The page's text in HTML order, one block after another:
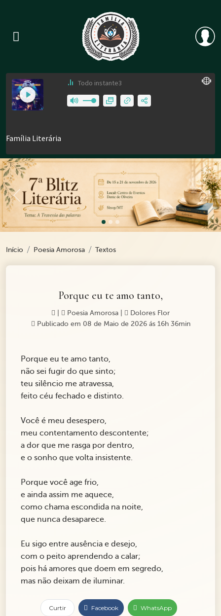
Previous
Início Poesia Amorosa Textos
Porque eu te amo tanto,
Poesia Amorosa
Dolores Flor
Publicado em 08 de Maio de 2026 ás 16h 36min
Porque eu te amo tanto,
não sei fugir do que sinto;
teu silêncio me atravessa,
feito céu fechado e distinto.
Você é meu desespero,
meu contentamento descontente;
a dor que me rasga por dentro,
e o sonho que volta insistente.
Porque você age frio,
e ainda assim me aquece,
como chama escondida na noite,
que nunca desaparece.
Eu sigo entre ausência e desejo,
com o peito aprendendo a calar;
pois há amores que doem em segredo,
mas não deixam de iluminar.
Curtir Facebook WhatsApp